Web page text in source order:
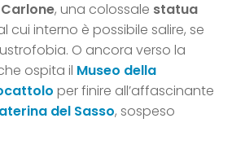
, una colossale statua
cui interno è possibile salire, se
O ancora verso la
ospita il Museo della
per finire all’affascinante
del Sasso, sospeso